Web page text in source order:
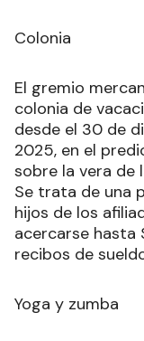
Colonia
El gremio
colonia de
desde el 30 de
2025, en el
sobre la vera de
Se trata de una
hijos de los
acercarse hasta
recibos de
Yoga y zumba